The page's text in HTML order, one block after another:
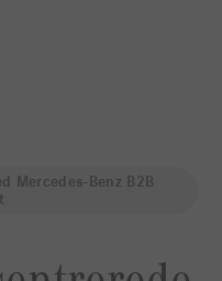
Mercedes-Benz B2B